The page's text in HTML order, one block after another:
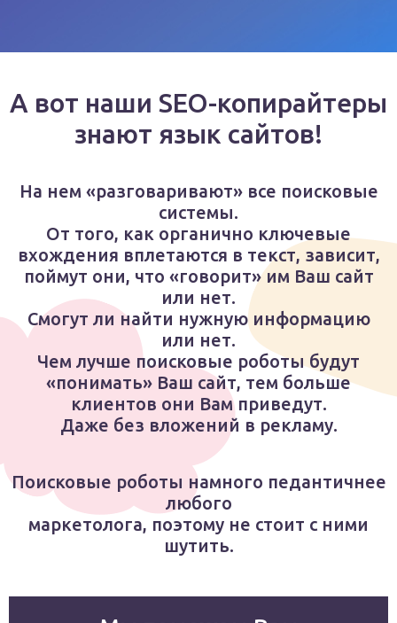
А вот наши SЕО-копирайтеры
знают язык сайтов!
На нем «разговаривают» все поисковые
системы.
От того, как органично ключевые
вхождения вплетаются в текст, зависит,
поймут они, что «говорит» им Ваш сайт
или нет.
Смогут ли найти нужную информацию
или нет.
Чем лучше поисковые роботы будут
«понимать» Ваш сайт, тем больше
клиентов они Вам приведут.
Даже без вложений в рекламу.
Поисковые роботы намного педантичнее
любого
маркетолога, поэтому не стоит с ними
шутить.